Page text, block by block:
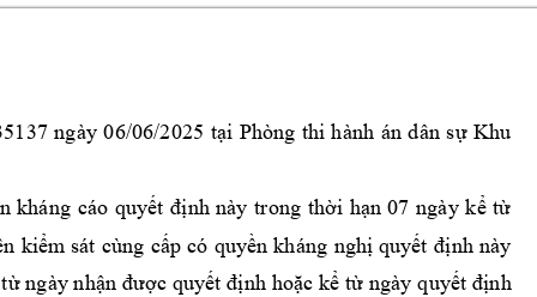
ngày 06/06/2025 tại Phòng thi hành án dân sự Khu
kháng cáo quyết định này trong thời hạn 07 ngày kể từ
kiểm sát cùng cấp có quyền kháng nghị quyết định này
từ ngày nhận được quyết định hoặc kể từ ngày quyết định